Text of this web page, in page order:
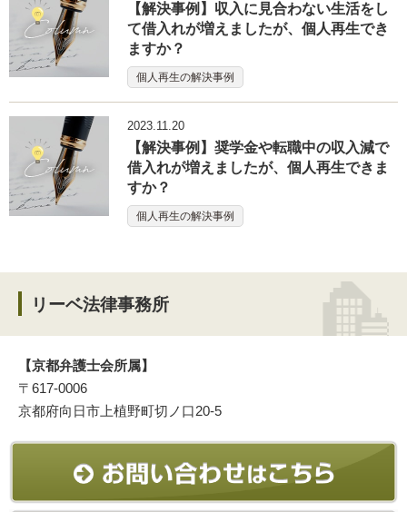
【解決事例】収入に見合わない生活をし
て借入れが増えましたが、個人再生でき
ますか？
個人再生の解決事例
2023.11.20
【解決事例】奨学金や転職中の収入減で
借入れが増えましたが、個人再生できま
すか？
個人再生の解決事例
リーベ法律事務所
【京都弁護士会所属】
〒617-0006
京都府向日市上植野町切ノ口20-5